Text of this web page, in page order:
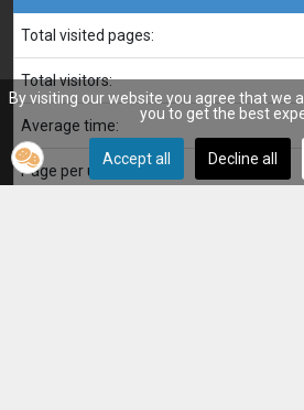
Total visited pages:
Total visitors:
Average time:
Page per user:
By visiting our website you agree that we
you to get the best
Accept all Decline all